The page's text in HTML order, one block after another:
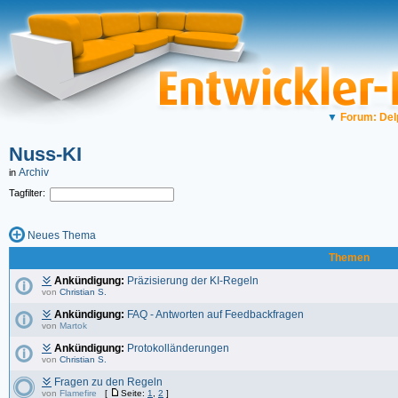
▼ Forum:
Nuss-KI
in Archiv
Tagfilter:
Neues Thema
Themen
Ankündigung: Präzisierung der KI-Regeln
von Christian S.
Ankündigung: FAQ - Antworten auf Feedbackfragen
von Martok
Ankündigung: Protokolländerungen
von Christian S.
Fragen zu den Regeln
von Flamefire [ Seite: 1 2 ]